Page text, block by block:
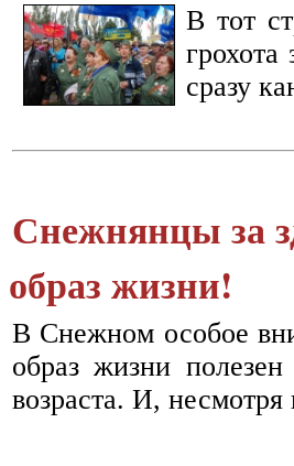
В тот
сразу
Снежнянцы за
образ жизни!
В Снежном особое
образ жизни
возраста. И, несмотря